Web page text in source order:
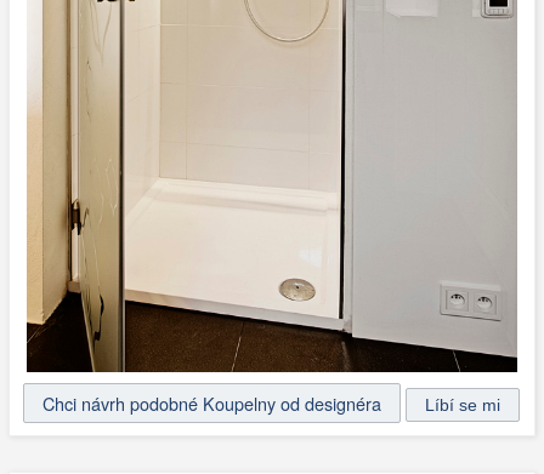
Chci návrh podobné Koupelny od designéra